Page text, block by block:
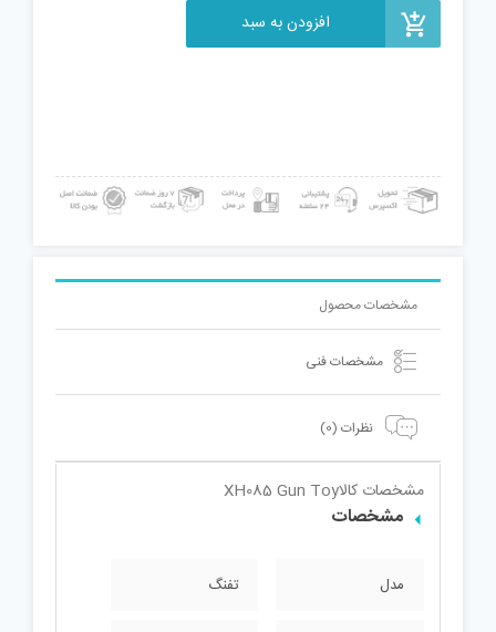
افزودن به سبد
مشخصات محصول
مشخصات فنی
نظرات (0)
مشخصات کالاXH085 Gun Toy
مشخصات
مدل تفنگ